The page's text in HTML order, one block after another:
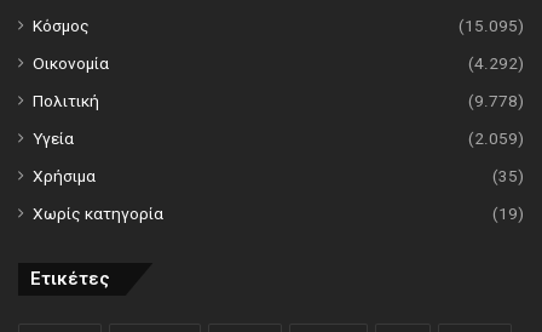
Κόσμος
(15.095)
Οικονομία
(4.292)
Πολιτική
(9.778)
Υγεία
(2.059)
Χρήσιμα
(35)
Χωρίς κατηγορία
(19)
Ετικέτες